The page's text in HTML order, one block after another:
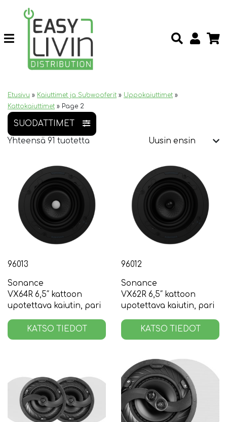
Etusivu » Kaiuttimet ja Subwooferit » Uppokaiuttimet »
Kattokaiuttimet » Page 2
SUODATTIMET
Yhteensä 91 tuotetta
96013
Sonance
VX64R 6,5″ kattoon
upotettava kaiutin, pari
KATSO TIEDOT
96012
Sonance
VX62R 6,5″ kattoon
upotettava kaiutin, pari
KATSO TIEDOT